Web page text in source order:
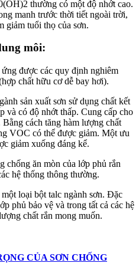
thường có một độ nhớt cao.
manh trước thời tiết ngoài trời,
giảm tuổi thọ của sơn.
môi:
ứng được các quy định nghiêm
chất hữu cơ dễ bay hơi).
sản xuất sơn sử dụng chất kết
và có độ nhớt thấp. Cung cấp cho
cách tăng hàm lượng chất
VOC có thể được giảm. Một ưu
giảm xuống đáng kể.
chống ăn mòn của lớp phủ rắn
hệ thống thông thường.
loại bột talc ngành sơn. Đặc
phủ bảo vệ và trong tất cả các hệ
chất rắn mong muốn.
CỦA SƠN CHỐNG